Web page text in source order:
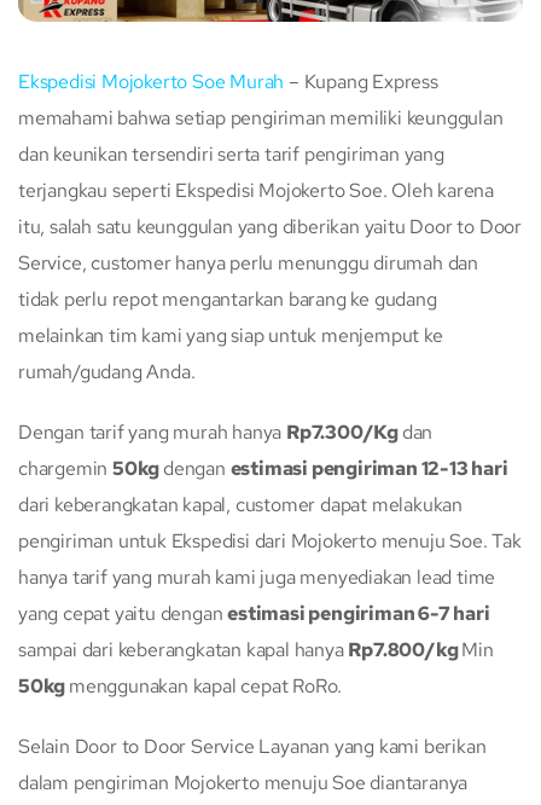
Ekspedisi Mojokerto Soe Murah – Kupang Express
memahami bahwa setiap pengiriman memiliki keunggulan
dan keunikan tersendiri serta tarif pengiriman yang
terjangkau seperti Ekspedisi Mojokerto Soe. Oleh karena
itu, salah satu keunggulan yang diberikan yaitu Door to Door
Service, customer hanya perlu menunggu dirumah dan
tidak perlu repot mengantarkan barang ke gudang
melainkan tim kami yang siap untuk menjemput ke
rumah/gudang Anda.
Dengan tarif yang murah hanya Rp7.300/Kgdan
chargemin50kgdengan estimasi pengiriman 12-13 hari
dari keberangkatan kapal, customer dapat melakukan
pengiriman untuk Ekspedisi dari Mojokerto menuju Soe. Tak
hanya tarif yang murah kami juga menyediakan lead time
yang cepat yaitu denganestimasi pengiriman 6-7 hari
sampai dari keberangkatan kapal hanyaRp7.800/kgMin
50kgmenggunakan kapal cepat RoRo.
Selain Door to Door Service Layanan yang kami berikan
dalam pengiriman Mojokerto menuju Soe diantaranya